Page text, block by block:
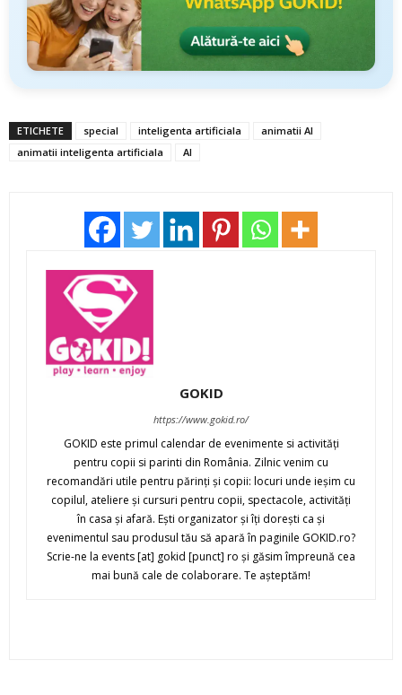
ETICHETE special inteligenta artificiala
animatii AI
animatii inteligenta artificiala
AI
GOKID
https://www.gokid.ro/
GOKID este primul calendar de evenimente si activităţi
pentru copii si parinti din România. Zilnic venim cu
recomandări utile pentru părinţi şi copii: locuri unde ieşim cu
copilul, ateliere şi cursuri pentru copii, spectacole, activităţi
în casa şi afară. Eşti organizator şi îţi doreşti ca şi
evenimentul sau produsul tău să apară în paginile GOKID.ro?
Scrie-ne la events [at] gokid [punct] ro şi găsim împreună cea
mai bună cale de colaborare. Te aşteptăm!